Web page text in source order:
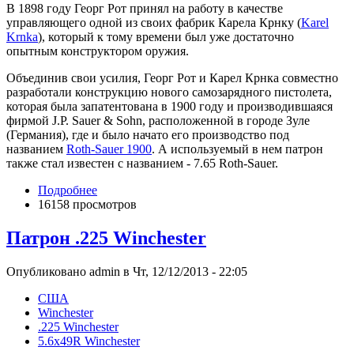
В 1898 году Георг Рот принял на работу в качестве
управляющего одной из своих фабрик Карела Крнку (Karel
Krnka), который к тому времени был уже достаточно
опытным конструктором оружия.
Объединив свои усилия, Георг Рот и Карел Крнка совместно
разработали конструкцию нового самозарядного пистолета,
которая была запатентована в 1900 году и производившаяся
фирмой J.P. Sauer & Sohn, расположенной в городе Зуле
(Германия), где и было начато его производство под
названием Roth-Sauer 1900. А используемый в нем патрон
также стал известен с названием - 7.65 Roth-Sauer.
Подробнее
16158 просмотров
Патрон .225 Winchester
Опубликовано admin в Чт, 12/12/2013 - 22:05
США
Winchester
.225 Winchester
5.6x49R Winchester